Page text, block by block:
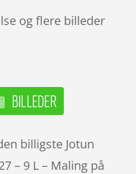
og flere billeder
billigste Jotun
– 9 L – Maling på